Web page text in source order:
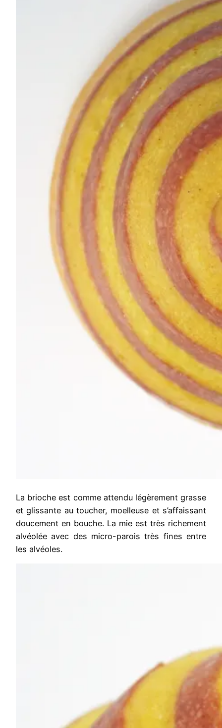
La brioche est comme attendu légèrement grasse
et glissante au toucher, moelleuse et s’affaissant
doucement en bouche. La mie est très richement
alvéolée avec des micro-parois très fines entre
les alvéoles.